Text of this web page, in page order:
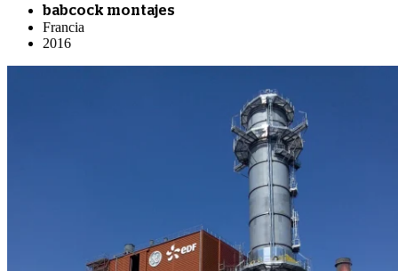
babcock montajes
Francia
2016